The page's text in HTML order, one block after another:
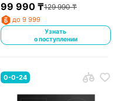
99 990 ₸129 990₸
до 9 999
Узнать
о поступлении
0-0-24